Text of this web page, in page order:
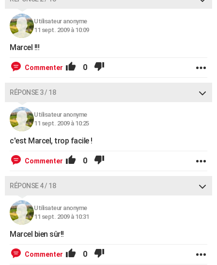
Utilisateur anonyme
11 sept. 2009 à 10:09
Marcel !!!
Commenter 0
RÉPONSE 3 / 18
Utilisateur anonyme
11 sept. 2009 à 10:25
c'est Marcel, trop facile !
Commenter 0
RÉPONSE 4 / 18
Utilisateur anonyme
11 sept. 2009 à 10:31
Marcel bien sûr!!
Commenter 0